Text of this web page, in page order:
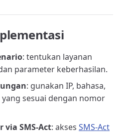
: tentukan layanan
parameter keberhasilan.
: gunakan IP, bahasa,
sesuai dengan nomor
SMS-Act: akses SMS-Act